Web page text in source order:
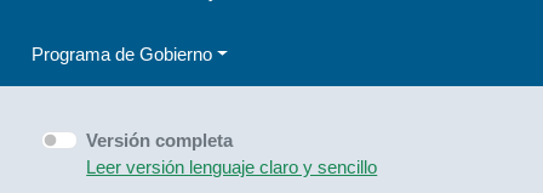
Programa de Gobierno
Versión completa
Leer versión lenguaje claro y sencillo